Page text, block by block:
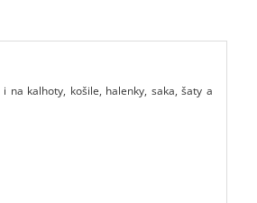
na kalhoty, košile, halenky, saka, šaty a